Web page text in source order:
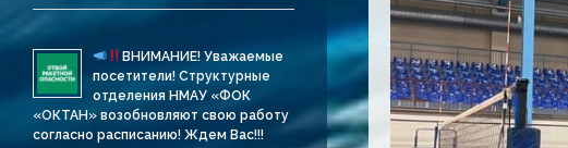
ВНИМАНИЕ! Уважаемые
посетители! Структурные
отделения НМАУ «ФОК
«ОКТАН» возобновляют свою работу
согласно расписанию! Ждем Вас!!!